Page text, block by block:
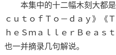
本集中的十二幅木刻大都是
ｃｕｔｏｆＴｏ－ｄａｙ》《
ｈｅＳｍａｌｌｅｒＢｅａｓ
也一并摘录几句解说。